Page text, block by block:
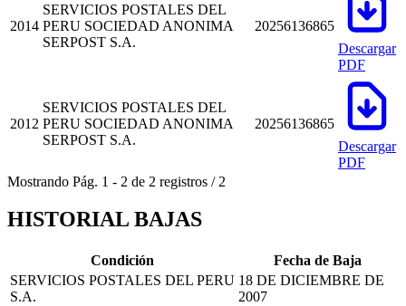
2014
SERVICIOS POSTALES DEL
PERU SOCIEDAD ANONIMA
SERPOST S.A.
20256136865
Descargar
PDF
2012
SERVICIOS POSTALES DEL
PERU SOCIEDAD ANONIMA
SERPOST S.A.
20256136865
Descargar
PDF
Mostrando Pág. 1 - 2 de 2 registros / 2
HISTORIAL BAJAS
Condición
Fecha de Baja
SERVICIOS POSTALES DEL PERU
S.A.
18 DE DICIEMBRE DE
2007